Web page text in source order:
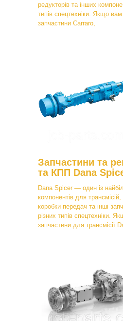
редукторів та інших
типів спецтехніки. Якщо вам
запчастини Carraro,
Запчастини та
та КПП Dana
Dana Spicer — один із
компонентів для
коробки передач та інші
різних типів спецтехніки.
запчастини для трансмісії